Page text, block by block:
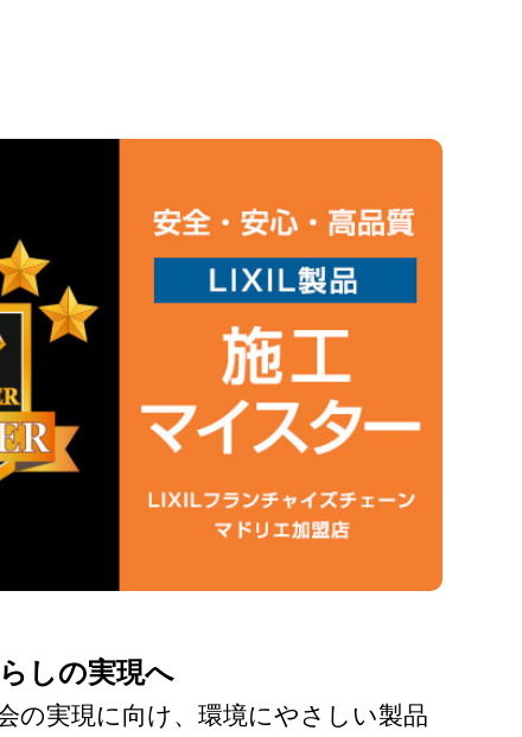
しの実現へ
の実現に向け、環境にやさしい製品